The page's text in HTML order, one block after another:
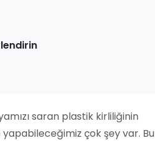
saran plastik kirliliğinin
yapabileceğimiz çok şey var. Bu